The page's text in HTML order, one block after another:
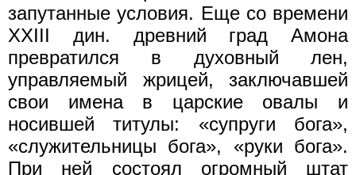
запутанные условия. Еще со времени
XXIII дин. древний град Амона
превратился в духовный лен,
управляемый жрицей, заключавшей
свои имена в царские овалы и
носившей титулы: «супруги бога»,
«служительницы бога», «руки бога».
При ней состоял огромный штат